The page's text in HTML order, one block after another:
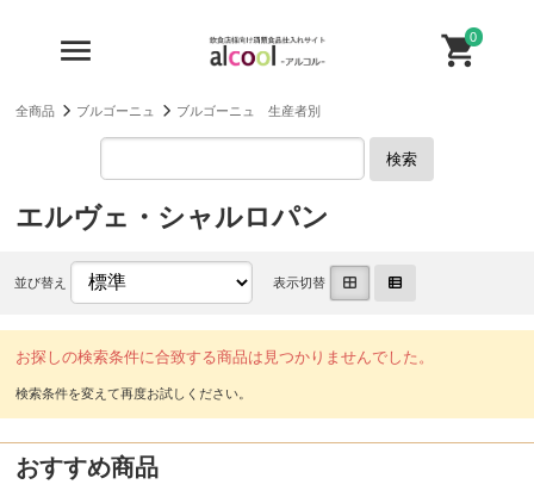
0
全商品 ブルゴーニュ ブルゴーニュ 生産者別
検索
エルヴェ・シャルロパン
並び替え 表示切替
お探しの検索条件に合致する商品は見つかりませんでした。
おすすめ商品